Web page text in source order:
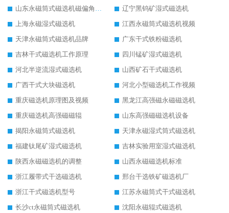
山东永磁筒式磁选机磁偏角怎么调整
辽宁黑钨矿湿式磁选机
上海永磁湿式磁选机
江西永磁筒式磁选机视频
天津永磁筒式磁选机品牌
广东干式铁粉磁选机
吉林干式磁选机工作原理
四川锰矿湿式磁选机
河北半逆流湿式磁选机
山西矿石干式磁选机
广西干式大块磁选机
河北小型磁选机工作视频
重庆磁选机原理图及视频
黑龙江高强磁永磁磁选机
重庆磁选机高强磁磁辊
山东高强磁磁选机设备
揭阳永磁筒式磁选机
天津永磁湿式筒式磁选机
福建钛尾矿湿式磁选机
吉林实验用室湿式磁选机
陕西永磁磁选机的调整
山西永磁磁选机标准
浙江履带式干选磁选机
邢台干选铁矿磁选机厂
浙江干式磁选机型号
江苏永磁筒式干式磁选机
长沙ct永磁筒式磁选机
沈阳永磁辊式磁选机